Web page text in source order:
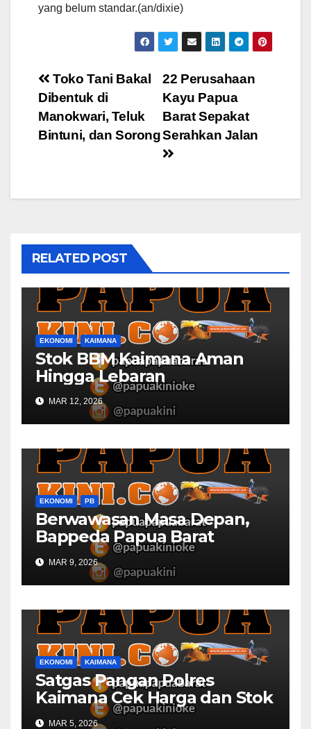
yang belum standar.(an/dixie)
Post
navigation
22 Perusahaan
Kayu Papua
Barat Sepakat
Serahkan Jalan
Toko Tani Bakal
Dibentuk di
Manokwari, Teluk
Bintuni, dan Sorong
RELATED POST
EKONOMI KAIMANA
Stok BBM Kaimana Aman
Hingga Lebaran
MAR 12, 2026
EKONOMI PB
Berwawasan Masa Depan,
Bappeda Papua Barat
Konsultasi Publik RKPD 2027
MAR 9, 2026
EKONOMI KAIMANA
Satgas Pangan Polres
Kaimana Cek Harga dan Stok
Bapok di Pasar
MAR 5, 2026